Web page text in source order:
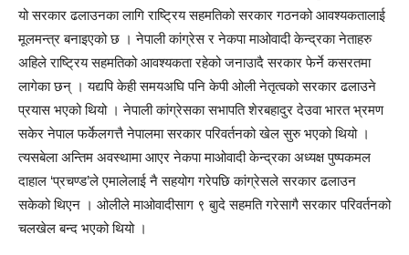
यो सरकार ढलाउनका लागि राष्ट्रिय सहमतिको सरकार गठनको आवश्यकतालाई
मूलमन्त्र बनाइएको छ । नेपाली कांग्रेस र नेकपा माओवादी केन्द्रका नेताहरु
अहिले राष्ट्रिय सहमतिको आवश्यकता रहेको जनाउादै सरकार फेर्ने कसरतमा
लागेका छन् । यद्यपि केही समयअघि पनि केपी ओली नेतृत्वको सरकार ढलाउने
प्रयास भएको थियो । नेपाली कांग्रेसका सभापति शेरबहादुर देउवा भारत भ्रमण
सकेर नेपाल फर्केलगत्तै नेपालमा सरकार परिवर्तनको खेल सुरु भएको थियो ।
त्यसबेला अन्तिम अवस्थामा आएर नेकपा माओवादी केन्द्रका अध्यक्ष पुष्पकमल
दाहाल ‘प्रचण्ड’ले एमालेलाई नै सहयोग गरेपछि कांग्रेसले सरकार ढलाउन
सकेको थिएन । ओलीले माओवादीसाग ९ बुादे सहमति गरेसागै सरकार परिवर्तनको
चलखेल बन्द भएको थियो ।